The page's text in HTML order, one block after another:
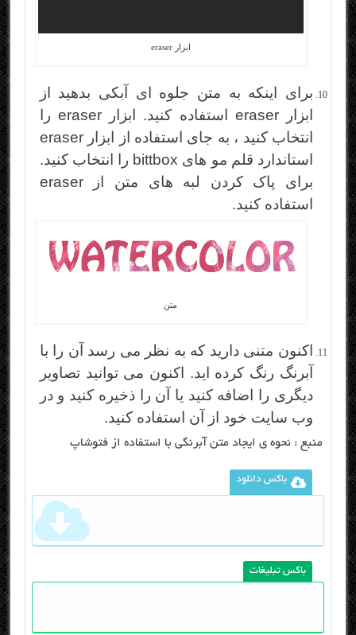
ابزار eraser
برای اینکه به متن جلوه ای آبکی بدهید از
ابزار eraser استفاده کنید. ابزار eraser را
انتخاب کنید ، به جای استفاده از ابزار eraser
استاندارد قلم مو های bittbox را انتخاب کنید.
برای پاک کردن لبه های متن از eraser
استفاده کنید.
متن
اکنون متنی دارید که به نظر می رسد آن را با
آبرنگ رنگ کرده اید. اکنون می توانید تصاویر
دیگری را اضافه کنید یا آن را ذخیره کنید و در
وب سایت خود از آن استفاده کنید.
منبع : نحوه ی ایجاد متن آبرنگی با استفاده از فتوشاپ
باکس دانلود
باکس تبلیغات